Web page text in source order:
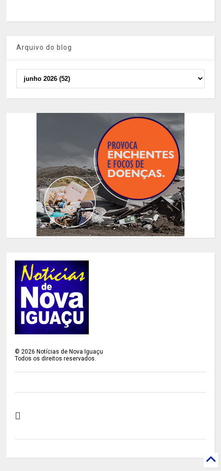
Arquivo do blog
©2026 Notícias de Nova Iguaçu
Todos os direitos reservados.